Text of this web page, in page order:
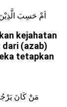
اَمْ حَسِبَ
kejahatan
dari (azab)
tetapkan
مَنْ كَانَ